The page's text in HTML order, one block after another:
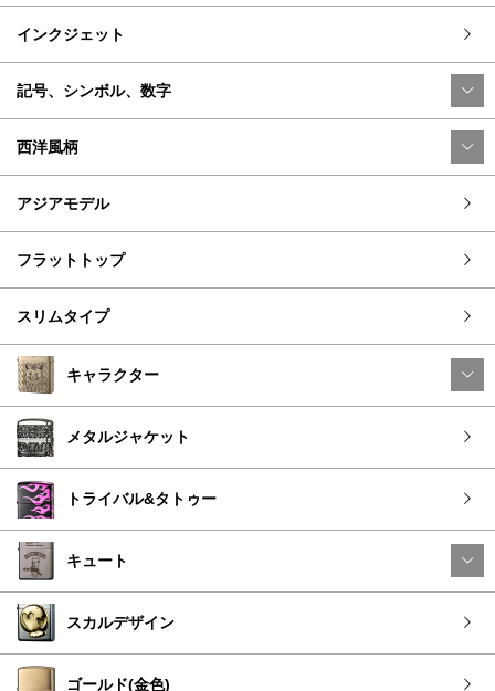
インクジェット
記号、シンボル、数字
西洋風柄
アジアモデル
フラットトップ
スリムタイプ
キャラクター
メタルジャケット
トライバル&タトゥー
キュート
スカルデザイン
ゴールド(金色)